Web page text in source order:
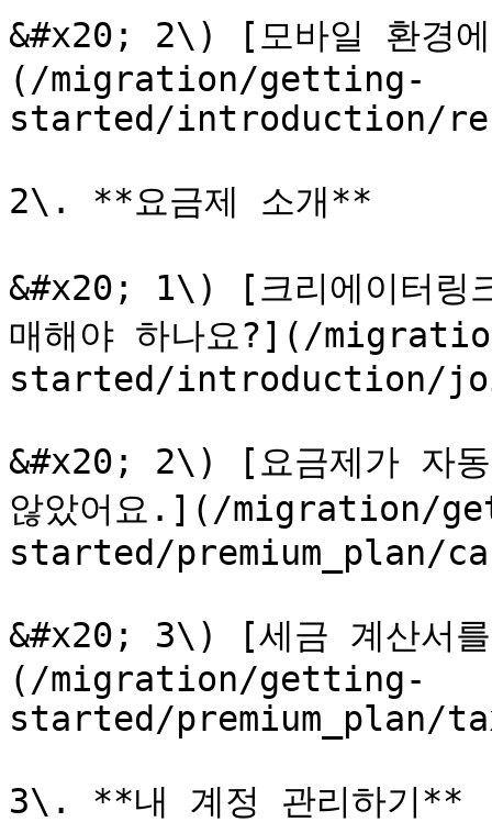
&#x20; 2\) [모바일 환경에
(/migration/getting-
started/introduction/
2\. **요금제 소개**
&#x20; 1\) [크리에이터링
매해야 하나요?](/
started/introduction/
&#x20; 2\) [요금제가 자동
않았어요.](/migration/
started/premium_plan/
&#x20; 3\) [세금 계산서
(/migration/getting-
started/premium_plan/
3\. **내 계정 관리하기**